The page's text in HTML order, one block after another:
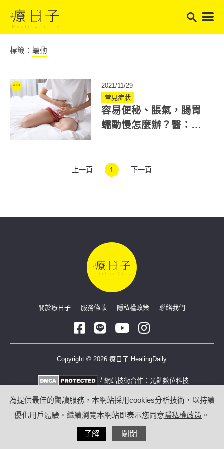
標籤： 蠕動
2021/11/29
常見症狀
容易便秘、脹氣，腸胃
蠕動慢怎麼辦？醫：這
上一頁 1 下一頁
關於療日子 服務條款 隱私權政策 聯絡我們
Copyright © 2026 療日子 HealingDaily
/ 網站技術合作： 光點數位科技
為提供最佳的閱讀服務，本網站採用cookies分析技術，以持續
優化用戶體驗。繼續瀏覽本網站即表示您同意隱私權政策 。
了解 關閉